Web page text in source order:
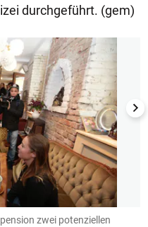
durchgeführt. (gem)
zwei potenziellen